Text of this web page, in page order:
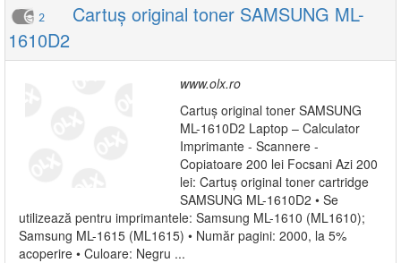
2
Cartuș original toner SAMSUNG ML-
1610D2
www.olx.ro
Cartuș original toner SAMSUNG
ML-1610D2 Laptop – Calculator
Imprimante - Scannere -
Copiatoare 200 lei Focsani Azi 200
lei: Cartuș original toner cartridge
SAMSUNG ML-1610D2 • Se
utilizează pentru imprimantele: Samsung ML-1610 (ML1610);
Samsung ML-1615 (ML1615) • Număr pagini: 2000, la 5%
acoperire • Culoare: Negru ...